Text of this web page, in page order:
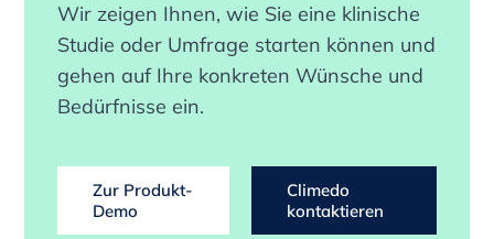
Wir zeigen Ihnen, wie Sie eine klinische
Studie oder Umfrage starten können und
gehen auf Ihre konkreten Wünsche und
Bedürfnisse ein.
Zur Produkt-
Demo
Climedo
kontaktieren